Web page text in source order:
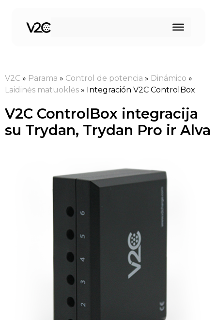
V2C » Parama » Control de potencia » Dinámico »
Laidinės matuoklės » Integración V2C ControlBox
V2C ControlBox integracija
su Trydan, Trydan Pro ir Alva